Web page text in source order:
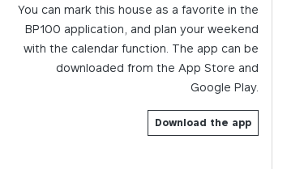
You can mark this house as a favorite in the
BP100 application, and plan your weekend
with the calendar function. The app can be
downloaded from the App Store and
Google Play.
Download the app